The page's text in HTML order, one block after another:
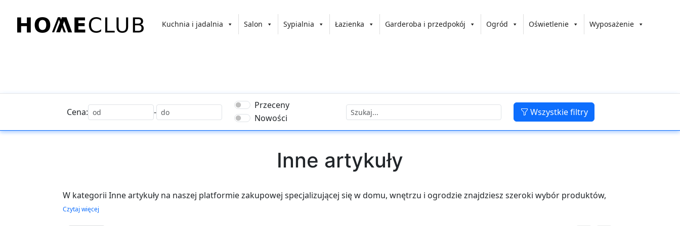
treści
Kuchnia i jadalnia Salon Sypialnia Łazienka Garderoba i przedpokój Ogród Oświetlenie Wyposażenie
Cena: -
Przeceny
Nowości
Wszystkie filtry
Inne artykuły
W kategorii Inne artykuły na naszej platformie zakupowej specjalizującej się w domu, wnętrzu i ogrodzie znajdziesz szeroki wybór produktów,
które urozmaicą Twoje wnętrze i sprawią, że poczujesz się jeszcze bardziej komfortowo w swoim domu. Oferujemy różnorodne artykuły
Czytaj więcej